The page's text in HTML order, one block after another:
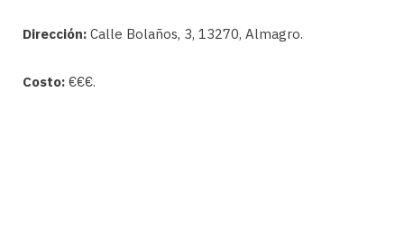
Dirección: Calle Bolaños, 3, 13270, Almagro.
Costo: €€€.